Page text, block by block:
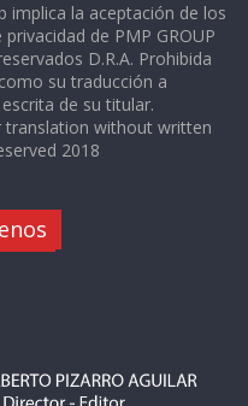
implica la aceptación de los
de PMP GROUP
D.R.A. Prohibida
su traducción a
de su titular.
translation without written
2018